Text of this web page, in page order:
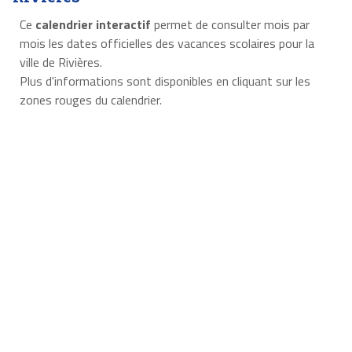
Ce calendrier interactif permet de consulter mois par
mois les dates officielles des vacances scolaires pour la
ville de Rivières.
Plus d'informations sont disponibles en cliquant sur les
zones rouges du calendrier.